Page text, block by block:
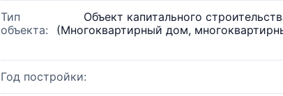
Тип
объекта:
Объект капитального
(Многоквартирный дом,
Год постройки: